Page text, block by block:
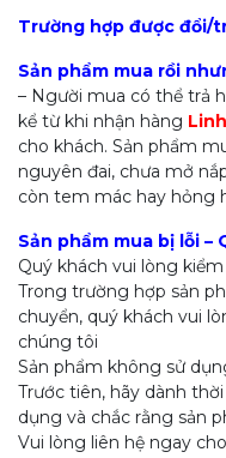
Trường hợp được đổi/
Sản phẩm mua rồi
– Người mua có thể trả
kể từ khi nhận hàng
cho khách. Sản phẩm
nguyên đai, chưa mở
còn tem mác hay hỏng
Sản phẩm mua bị lỗi –
Quý khách vui lòng
Trong trường hợp sản
chuyển, quý khách vui
chúng tôi
Sản phẩm không sử
Trước tiên, hãy dành
dụng và chắc rằng sản
Vui lòng liên hệ ngay